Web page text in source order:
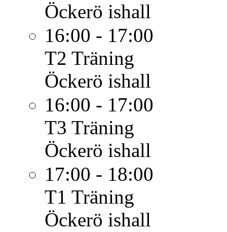
Öckerö ishall
16:00 - 17:00
T2 Träning
Öckerö ishall
16:00 - 17:00
T3 Träning
Öckerö ishall
17:00 - 18:00
T1 Träning
Öckerö ishall